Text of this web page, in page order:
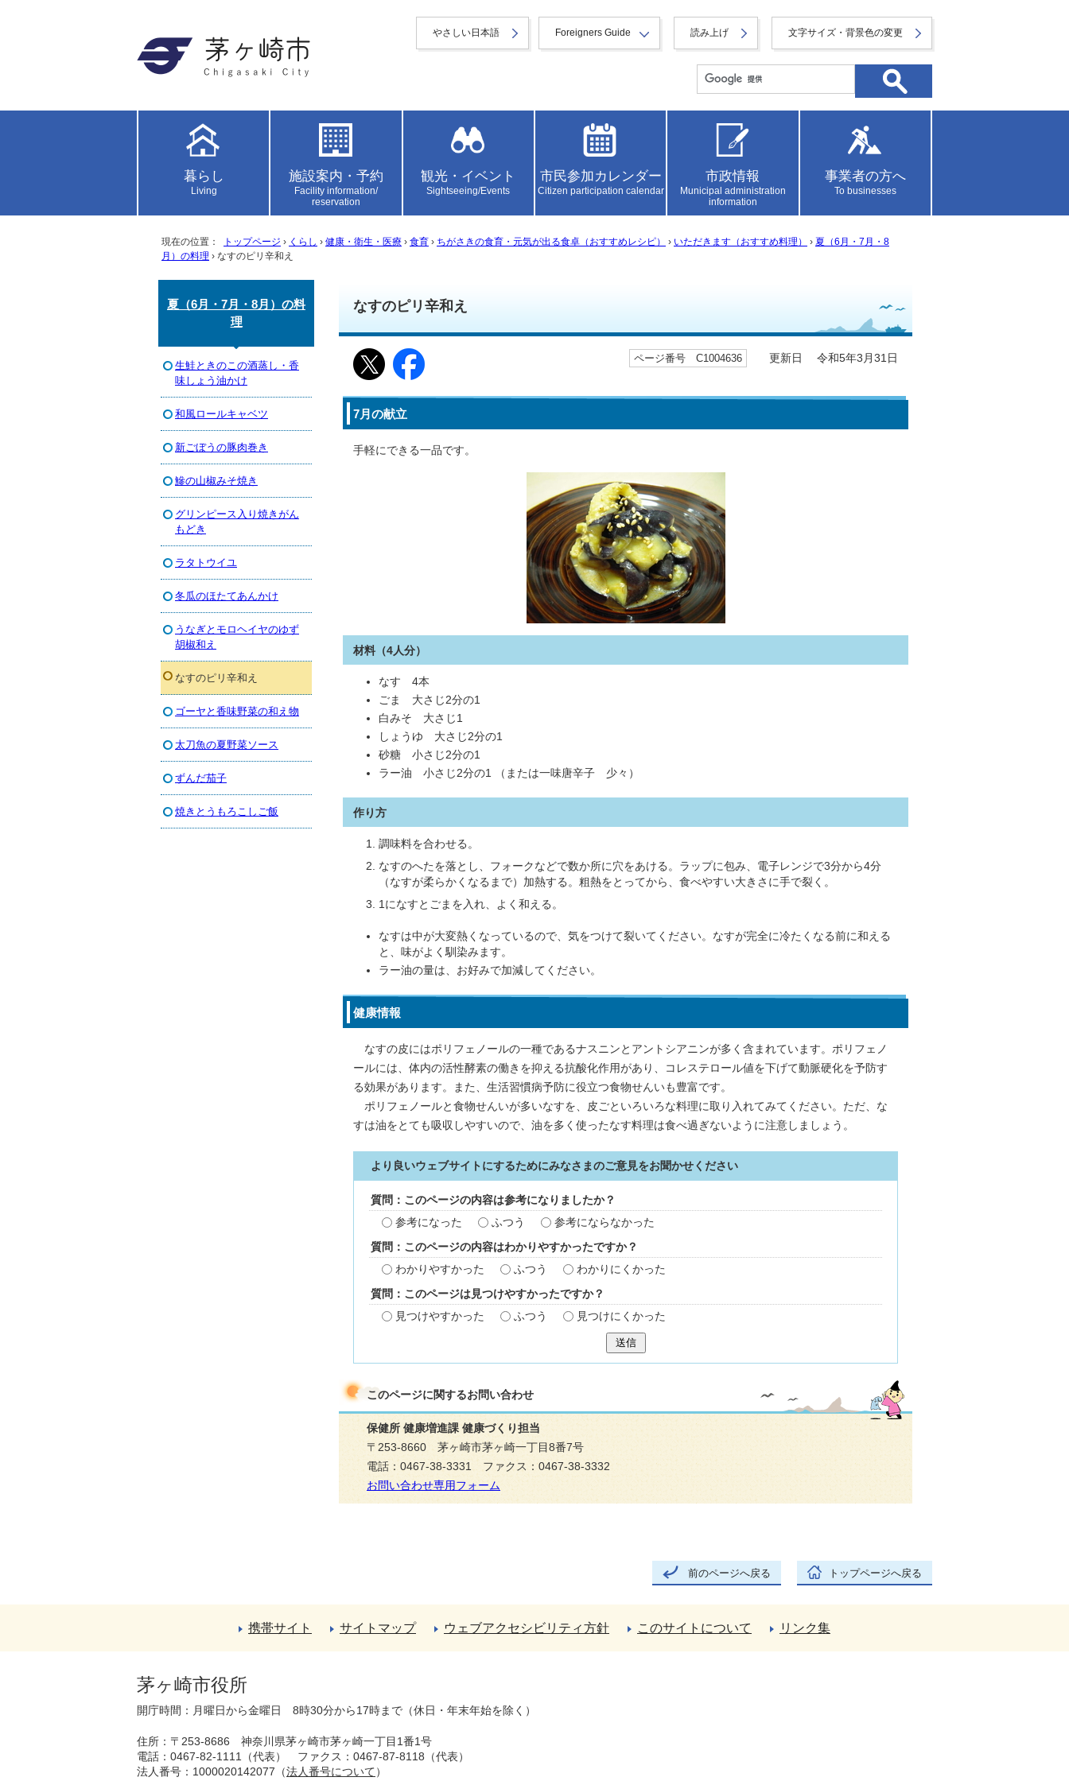
やさしい日本語 Foreigners Guide 読み上げ 文字サイズ・背景色の変更
暮らし
Living
施設案内・予約
Facility information/
reservation
観光・イベント
Sightseeing/Events
市民参加カレンダー
Citizen participation calendar
市政情報
Municipal administration
information
事業者の方へ
To businesses
現在の位置： トップページ › くらし › 健康・衛生・医療 › 食育 › ちがさきの食育・元気が出る食卓（おすすめレシピ） › いただきます（おすすめ料理） › 夏（6月・7月・8
月）の料理 › なすのピリ辛和え
なすのピリ辛和え
ページ番号 C1004636 更新日 令和5年3月31日
7月の献立
手軽にできる一品です。
材料（4人分）
なす 4本
ごま 大さじ2分の1
白みそ 大さじ1
しょうゆ 大さじ2分の1
砂糖 小さじ2分の1
ラー油 小さじ2分の1 （または一味唐辛子 少々）
作り方
調味料を合わせる。
なすのへたを落とし、フォークなどで数か所に穴をあける。ラップに包み、電子レンジで3分から4分
（なすが柔らかくなるまで）加熱する。粗熱をとってから、食べやすい大きさに手で裂く。
1になすとごまを入れ、よく和える。
なすは中が大変熱くなっているので、気をつけて裂いてください。なすが完全に冷たくなる前に和える
と、味がよく馴染みます。
ラー油の量は、お好みで加減してください。
健康情報
なすの皮にはポリフェノールの一種であるナスニンとアントシアニンが多く含まれています。ポリフェノ
ールには、体内の活性酵素の働きを抑える抗酸化作用があり、コレステロール値を下げて動脈硬化を予防す
る効果があります。また、生活習慣病予防に役立つ食物せんいも豊富です。
ポリフェノールと食物せんいが多いなすを、皮ごといろいろな料理に取り入れてみてください。ただ、な
すは油をとても吸収しやすいので、油を多く使ったなす料理は食べ過ぎないように注意しましょう。
より良いウェブサイトにするためにみなさまのご意見をお聞かせください
質問：このページの内容は参考になりましたか？
参考になった
ふつう 参考にならなかった
質問：このページの内容はわかりやすかったですか？
わかりやすかった
ふつう わかりにくかった
質問：このページは見つけやすかったですか？
見つけやすかった
ふつう 見つけにくかった
送信
このページに関するお問い合わせ
保健所 健康増進課 健康づくり担当
〒253-8660 茅ヶ崎市茅ヶ崎一丁目8番7号
電話：0467-38-3331 ファクス：0467-38-3332
お問い合わせ専用フォーム
夏（6月・7月・8月）の料
理
生鮭ときのこの酒蒸し・香
味しょう油かけ
和風ロールキャベツ
新ごぼうの豚肉巻き
鰺の山椒みそ焼き
グリンピース入り焼きがん
もどき
ラタトウイユ
冬瓜のほたてあんかけ
うなぎとモロヘイヤのゆず
胡椒和え
なすのピリ辛和え
ゴーヤと香味野菜の和え物
太刀魚の夏野菜ソース
ずんだ茄子
焼きとうもろこしご飯
前のページへ戻る トップページへ戻る
携帯サイト サイトマップ ウェブアクセシビリティ方針 このサイトについて リンク集
茅ヶ崎市役所
開庁時間：月曜日から金曜日 8時30分から17時まで（休日・年末年始を除く）
住所：〒253-8686 神奈川県茅ヶ崎市茅ヶ崎一丁目1番1号
電話：0467-82-1111（代表） ファクス：0467-87-8118（代表）
法人番号：1000020142077（法人番号について）